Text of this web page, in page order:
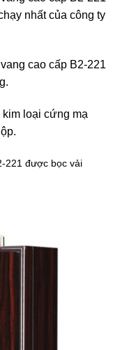
nhất của công ty
cao cấp B2-221
loại cứng mạ
221 được bọc vải